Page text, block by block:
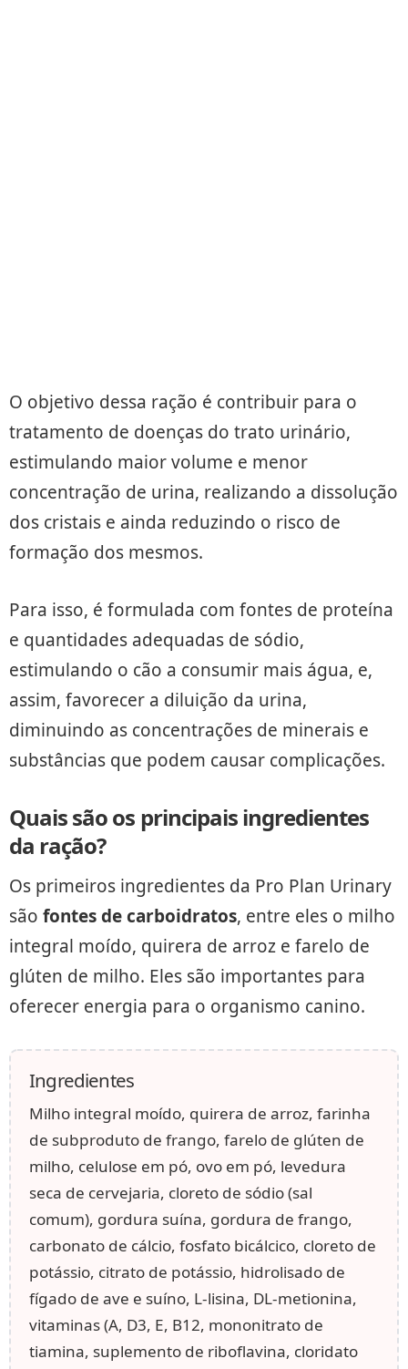
O objetivo dessa ração é contribuir para o
tratamento de doenças do trato urinário,
estimulando maior volume e menor
concentração de urina, realizando a dissolução
dos cristais e ainda reduzindo o risco de
formação dos mesmos.
Para isso, é formulada com fontes de proteína
e quantidades adequadas de sódio,
estimulando o cão a consumir mais água, e,
assim, favorecer a diluição da urina,
diminuindo as concentrações de minerais e
substâncias que podem causar complicações.
Quais são os principais ingredientes
da ração?
Os primeiros ingredientes da Pro Plan Urinary
são fontes de carboidratos, entre eles o milho
integral moído, quirera de arroz e farelo de
glúten de milho. Eles são importantes para
oferecer energia para o organismo canino.
Ingredientes
Milho integral moído, quirera de arroz, farinha
de subproduto de frango, farelo de glúten de
milho, celulose em pó, ovo em pó, levedura
seca de cervejaria, cloreto de sódio (sal
comum), gordura suína, gordura de frango,
carbonato de cálcio, fosfato bicálcico, cloreto de
potássio, citrato de potássio, hidrolisado de
fígado de ave e suíno, L-lisina, DL-metionina,
vitaminas (A, D3, E, B12, mononitrato de
tiamina, suplemento de riboflavina, cloridato